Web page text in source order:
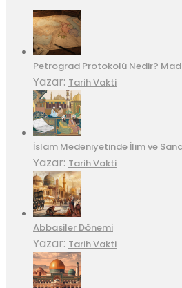
Petrograd Protokolü Nedir?
Yazar: Tarih Vakti
İslam Medeniyetinde İlim ve
Yazar: Tarih Vakti
Abbasiler Dönemi
Yazar: Tarih Vakti